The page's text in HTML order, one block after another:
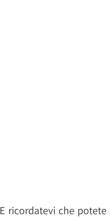
E ricordatevi che potete